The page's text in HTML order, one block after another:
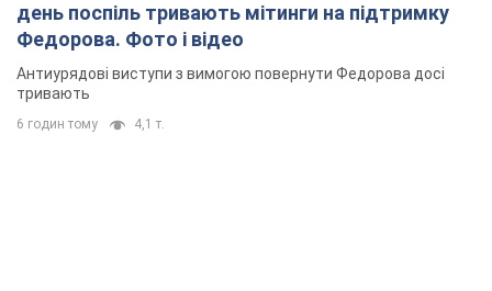
день поспіль тривають мітинги на підтримку
Федорова. Фото і відео
Антиурядові виступи з вимогою повернути Федорова досі
тривають
6 годин тому 4,1 т.